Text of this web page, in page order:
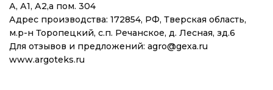
А, А1, А2,а пом. 304
Адрес производства: 172854, РФ, Тверская область,
м.р-н Торопецкий, с.п. Речанское, д. Лесная, зд.6
Для отзывов и предложений: agro@gexa.ru
www.argoteks.ru